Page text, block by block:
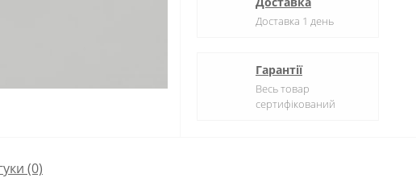
Доставка 1 день
Гарантії
Весь товар
сертифікований
(0)